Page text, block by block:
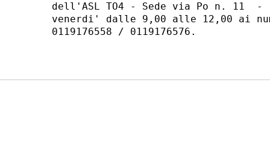
dell'ASL TO4 - Sede via Po n. 11
venerdi' dalle 9,00 alle 12,00 ai
0119176558 / 0119176576.